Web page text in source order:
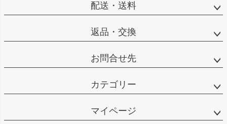
配送・送料
返品・交換
お問合せ先
カテゴリー
マイページ